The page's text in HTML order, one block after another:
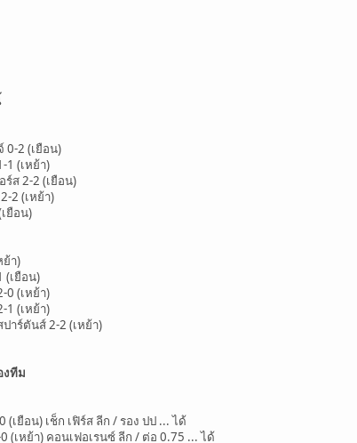
0-2 (เยือน)
1 (เหย้า)
ส 2-2 (เยือน)
2 (เหย้า)
ยือน)
ย้า)
(เยือน)
0 (เหย้า)
1 (เหย้า)
าร์ตันส์ 2-2 (เหย้า)
งทีม
เยือน) เช็ก เฟิร์ส ลีก / รอง ปป ... ได้
(เหย้า) คอนเฟอเรนซ์ ลีก / ต่อ 0.75 ... ได้